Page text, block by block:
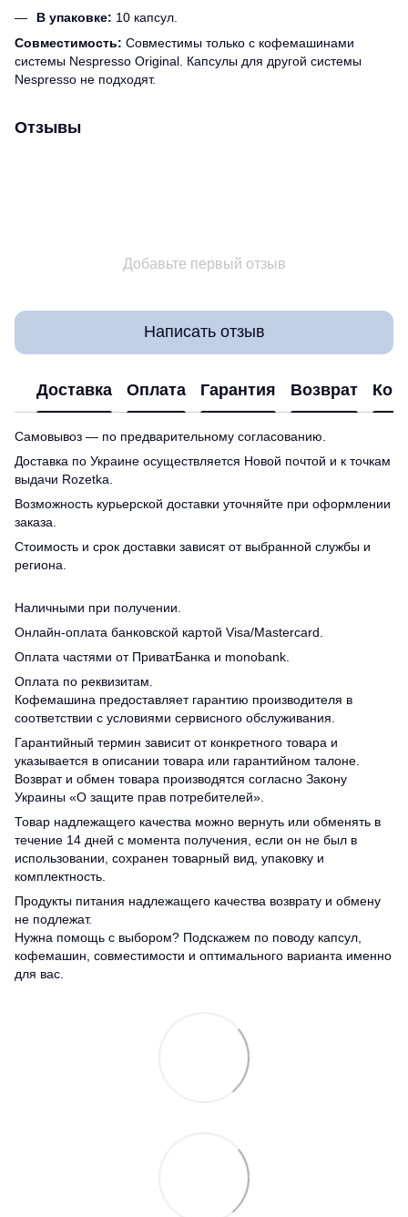
В упаковке: 10 капсул.
Совместимость: Совместимы только с кофемашинами
системы Nespresso Original. Капсулы для другой системы
Nespresso не подходят.
Отзывы
Добавьте первый отзыв
Написать отзыв
Доставка Оплата Гарантия Возврат
Самовывоз — по предварительному согласованию.
Доставка по Украине осуществляется Новой почтой и к точкам
выдачи Rozetka.
Возможность курьерской доставки уточняйте при оформлении
заказа.
Стоимость и срок доставки зависят от выбранной службы и
региона.
Наличными при получении.
Онлайн-оплата банковской картой Visa/Mastercard.
Оплата частями от ПриватБанка и monobank.
Оплата по реквизитам.
Кофемашина предоставляет гарантию производителя в
соответствии с условиями сервисного обслуживания.
Гарантийный термин зависит от конкретного товара и
указывается в описании товара или гарантийном талоне.
Возврат и обмен товара производятся согласно Закону
Украины «О защите прав потребителей».
Товар надлежащего качества можно вернуть или обменять в
течение 14 дней с момента получения, если он не был в
использовании, сохранен товарный вид, упаковку и
комплектность.
Продукты питания надлежащего качества возврату и обмену
не подлежат.
Нужна помощь с выбором? Подскажем по поводу капсул,
кофемашин, совместимости и оптимального варианта именно
для вас.